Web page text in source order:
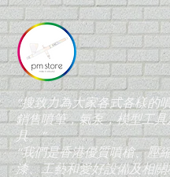
“搜致力為大家各式各樣的
銷售噴筆，氣泵，模型工
具。”
“我們是香港優質噴槍、壓
漆、工藝和愛好設備及相